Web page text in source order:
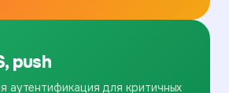
push
аутентификация для критичных